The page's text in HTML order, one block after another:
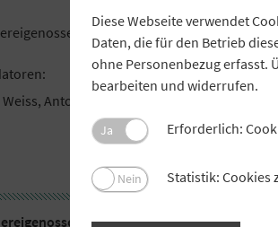
Alteglofsheim eG i.L.
Anton Stohl, Heinrich Aichner
Ginglkofen eG i.L.
Diese Webseite verwendet
Daten, die für den Betrieb
ohne Personenbezug erfasst.
bearbeiten und widerrufen.
Ja Erforderlich:
Nein Statistik: Cookies